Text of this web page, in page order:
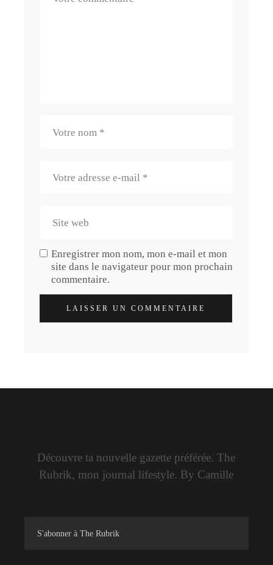
Enregistrer mon nom, mon e-mail et mon
site dans le navigateur pour mon prochain
commentaire.
LAISSER UN COMMENTAIRE
Découvre ta nouvelle gazette préférée. The
Rubrik, mon journal lifestyle. By Camille